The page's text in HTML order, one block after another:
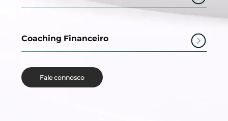
Coaching Financeiro
Fale connosco